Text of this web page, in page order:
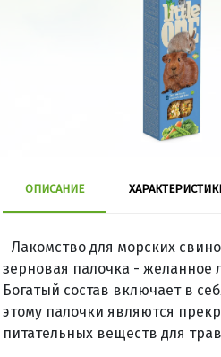
ОПИСАНИЕ
Лакомство для морских
зерновая палочка - желанное
Богатый состав включает в
этому палочки являются
питательных веществ для